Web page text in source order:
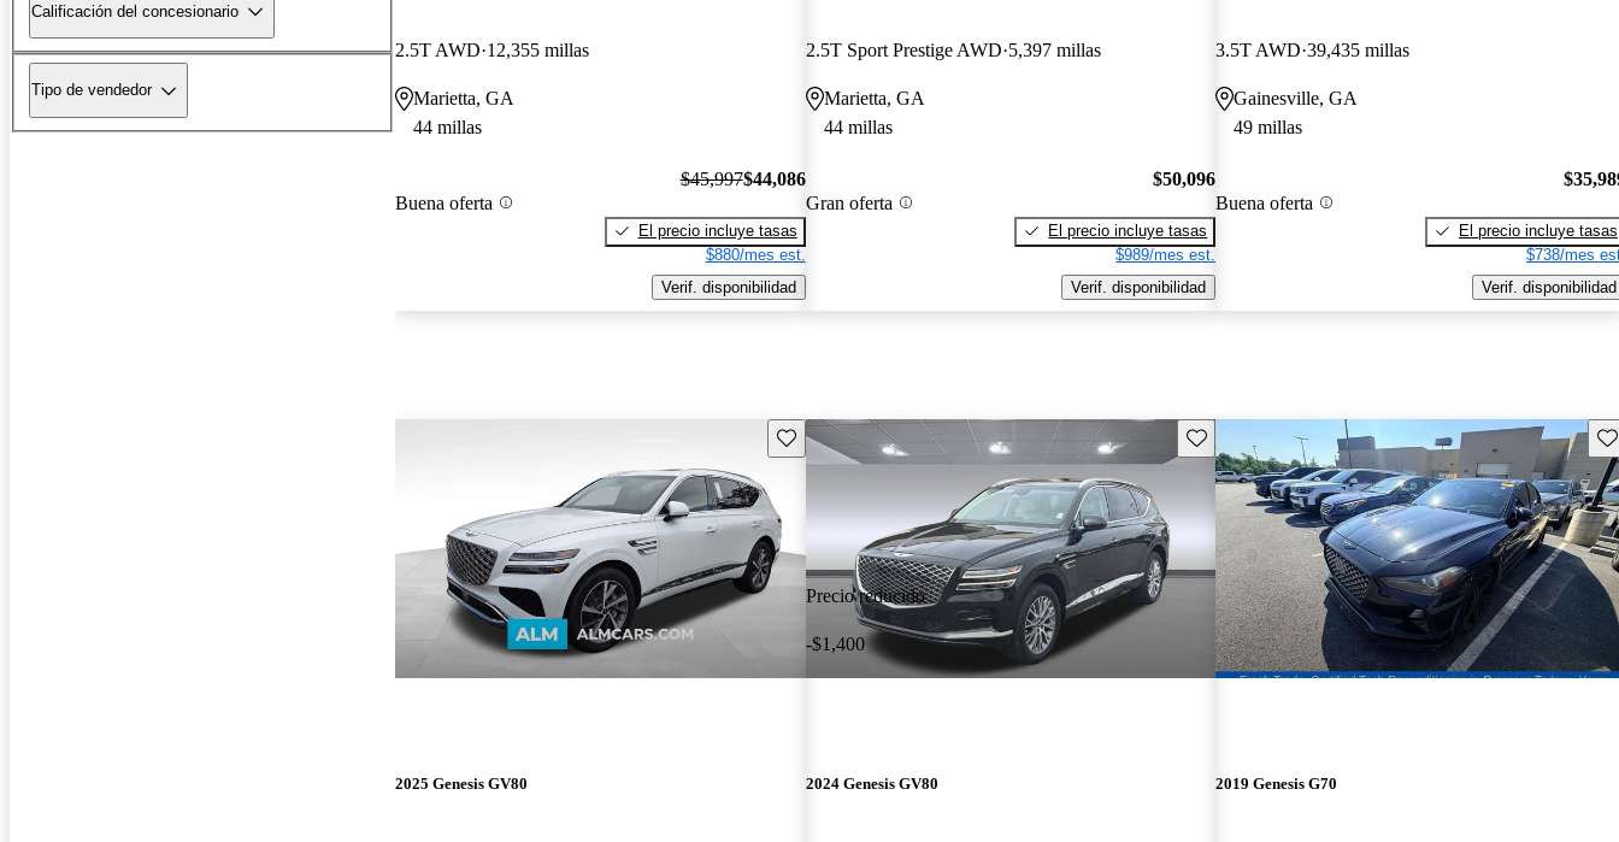
Calificación del concesionario
Tipo de vendedor
2.5T AWD 12,355 millas
Marietta, GA
44 millas
Buena oferta
$45,997$44,086
El precio incluye tasas
$880/mes est.
Verif. disponibilidad
2.5T Sport Prestige AWD 5,397 millas
Marietta, GA
44 millas
Gran oferta
$50,096
El precio incluye tasas
$989/mes est.
Verif. disponibilidad
3.5T AWD 39,435 millas
Gainesville, GA
49 millas
Buena oferta
El precio incluye tasas
$738/mes
Verif. disponibilidad
Guarda este Aviso
2025 Genesis GV80
Precio reducido
-$1,400
Guarda este Aviso
2024 Genesis GV80 2019 Genesis G70